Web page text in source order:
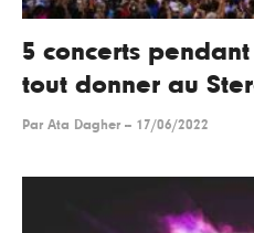
5 concerts
tout donner au
Par Ata Dagher -- 17/06/2022